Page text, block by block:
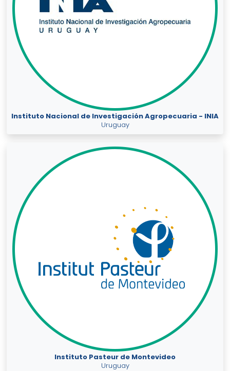
Instituto Nacional de Investigación Agropecuaria - INIA
Uruguay
Instituto Pasteur de Montevideo
Uruguay